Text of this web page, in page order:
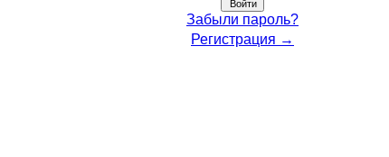
Забыли пароль?
Регистрация →